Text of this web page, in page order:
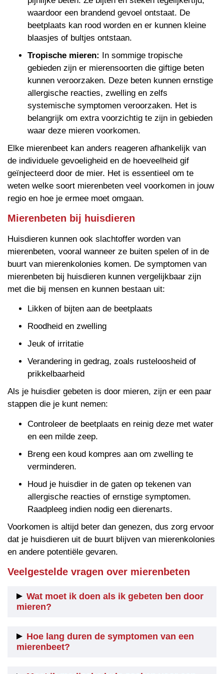
waardoor een brandend gevoel ontstaat. De
beetplaats kan rood worden en er kunnen kleine
blaasjes of bultjes ontstaan.
Tropische mieren: In sommige tropische
gebieden zijn er mierensoorten die giftige beten
kunnen veroorzaken. Deze beten kunnen ernstige
allergische reacties, zwelling en zelfs
systemische symptomen veroorzaken. Het is
belangrijk om extra voorzichtig te zijn in gebieden
waar deze mieren voorkomen.
Elke mierenbeet kan anders reageren afhankelijk van
de individuele gevoeligheid en de hoeveelheid gif
geïnjecteerd door de mier. Het is essentieel om te
weten welke soort mierenbeten veel voorkomen in jouw
regio en hoe je ermee moet omgaan.
Mierenbeten bij huisdieren
Huisdieren kunnen ook slachtoffer worden van
mierenbeten, vooral wanneer ze buiten spelen of in de
buurt van mierenkolonies komen. De symptomen van
mierenbeten bij huisdieren kunnen vergelijkbaar zijn
met die bij mensen en kunnen bestaan uit:
Likken of bijten aan de beetplaats
Roodheid en zwelling
Jeuk of irritatie
Verandering in gedrag, zoals rusteloosheid of
prikkelbaarheid
Als je huisdier gebeten is door mieren, zijn er een paar
stappen die je kunt nemen:
Controleer de beetplaats en reinig deze met water
en een milde zeep.
Breng een koud kompres aan om zwelling te
verminderen.
Houd je huisdier in de gaten op tekenen van
allergische reacties of ernstige symptomen.
Raadpleeg indien nodig een dierenarts.
Voorkomen is altijd beter dan genezen, dus zorg ervoor
dat je huisdieren uit de buurt blijven van mierenkolonies
en andere potentiële gevaren.
Veelgestelde vragen over mierenbeten
Wat moet ik doen als ik gebeten ben door
mieren?
beetplaats met water en milde zeep. Breng een koud
Hoe lang duren de symptomen van een
mierenbeet?